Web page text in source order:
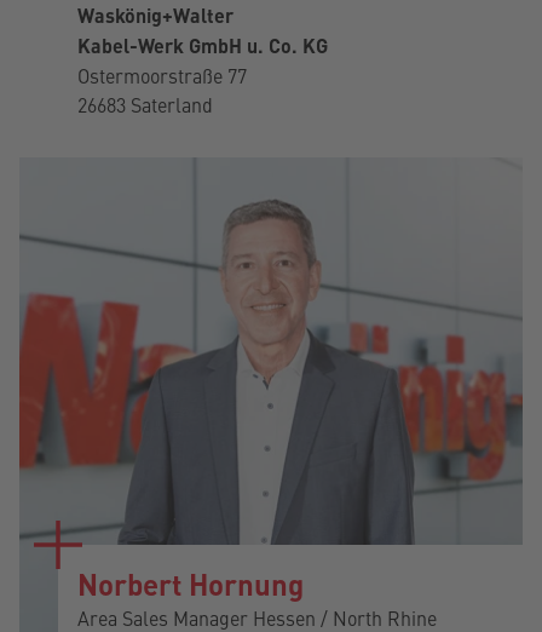
Waskönig+Walter
Kabel-Werk GmbH u. Co. KG
Ostermoorstraße 77
26683 Saterland
Norbert Hornung
Area Sales Manager Hessen / North Rhine